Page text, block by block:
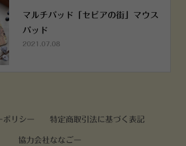
マルチパッド「セピアの街」マウス
パッド
2021.07.08
ポリシー 特定商取引法に基づく表記
協力会社ななごー